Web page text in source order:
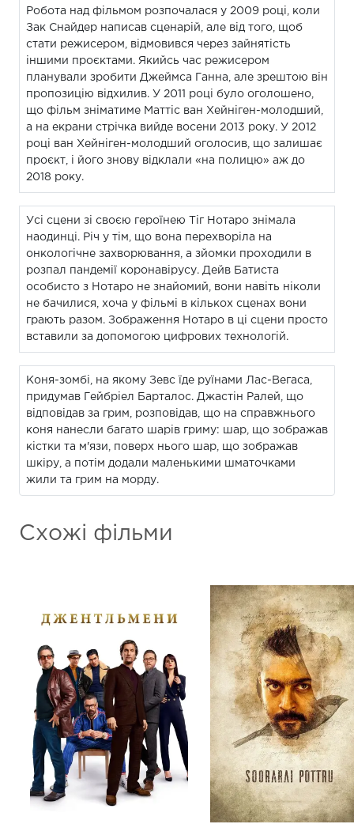
Робота над фільмом розпочалася у 2009 році, коли
Зак Снайдер написав сценарій, але від того, щоб
стати режисером, відмовився через зайнятість
іншими проєктами. Якийсь час режисером
планували зробити Джеймса Ганна, але зрештою він
пропозицію відхилив. У 2011 році було оголошено,
що фільм зніматиме Маттіс ван Хейніген-молодший,
а на екрани стрічка вийде восени 2013 року. У 2012
році ван Хейніген-молодший оголосив, що залишає
проєкт, і його знову відклали «на полицю» аж до
2018 року.
Усі сцени зі своєю героїнею Тіг Нотаро знімала
наодинці. Річ у тім, що вона перехворіла на
онкологічне захворювання, а зйомки проходили в
розпал пандемії коронавірусу. Дейв Батиста
особисто з Нотаро не знайомий, вони навіть ніколи
не бачилися, хоча у фільмі в кількох сценах вони
грають разом. Зображення Нотаро в ці сцени просто
вставили за допомогою цифрових технологій.
Коня-зомбі, на якому Зевс їде руїнами Лас-Вегаса,
придумав Гейбріел Барталос. Джастін Ралей, що
відповідав за грим, розповідав, що на справжнього
коня нанесли багато шарів гриму: шар, що зображав
кістки та м'язи, поверх нього шар, що зображав
шкіру, а потім додали маленькими шматочками
жили та грим на морду.
Схожі фільми